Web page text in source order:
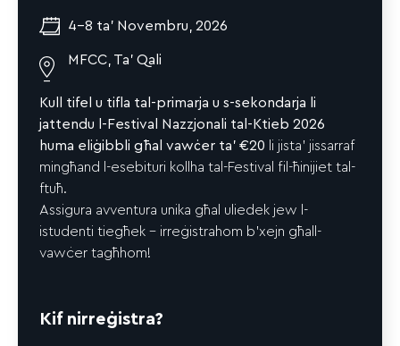
4-8 ta' Novembru, 2026
MFCC, Ta' Qali
–
Kull tifel u tifla tal-primarja u s-sekondarja li
jattendu l-Festival Nazzjonali tal-Ktieb 2026
huma eliġibbli għal vawċer ta’ €20 li jista’ jissarraf
mingħand l-esebituri kollha tal-Festival fil-ħinijiet tal-
ftuħ.
Assigura avventura unika għal uliedek jew l-
istudenti tiegħek – irreġistrahom b’xejn għall-
vawċer tagħhom!
Kif nirreġistra?